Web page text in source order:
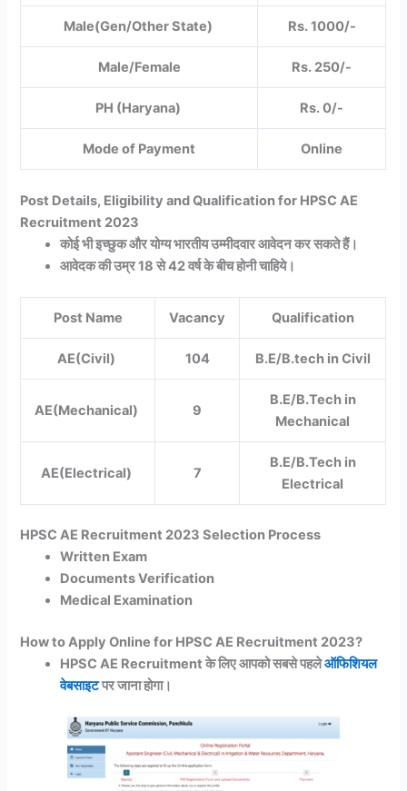
Male(Gen/Other State) Rs. 1000/-
Male/Female Rs. 250/-
PH (Haryana) Rs. 0/-
Mode of Payment Online
Post Details, Eligibility and Qualification for HPSC AE
Recruitment 2023
कोई भी इच्छुक और योग्य भारतीय उम्मीदवार आवेदन कर सकते हैं।
आवेदक की उम्र 18 से 42 वर्ष के बीच होनी चाहिये।
Post Name Vacancy Qualification
AE(Civil) 104 B.E/B.tech in Civil
AE(Mechanical) 9
B.E/B.Tech in
Mechanical
AE(Electrical) 7
B.E/B.Tech in
Electrical
HPSC AE Recruitment 2023 Selection Process
Written Exam
Documents Verification
Medical Examination
How to Apply Online for HPSC AE Recruitment 2023?
HPSC AE Recruitment के लिए आपको सबसे पहलेऑफिशियल
वेबसाइटपर जाना होगा।